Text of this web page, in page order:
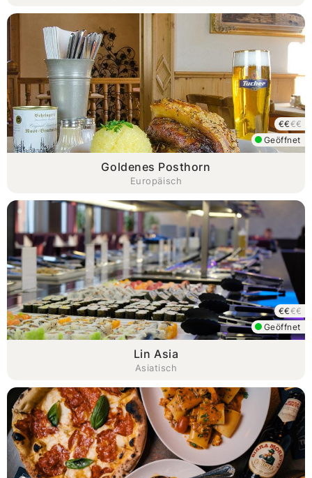
Goldenes Posthorn
Europäisch
Geöffnet
€€€€
Lin Asia
Asiatisch
Geöffnet
€€€€